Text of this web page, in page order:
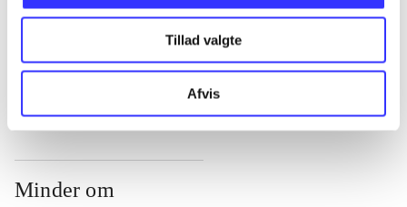
Tillad valgte
Afvis
Minder om